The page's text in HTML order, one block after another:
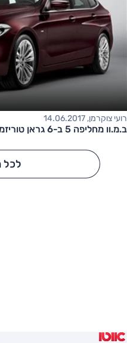
רועי צוקרמן, 14.06.2017
ב.מ.וו מחליפה 5 ב-6 גראן טוריזמו
לכל